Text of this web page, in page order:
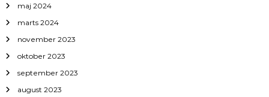
maj 2024
marts 2024
november 2023
oktober 2023
september 2023
august 2023